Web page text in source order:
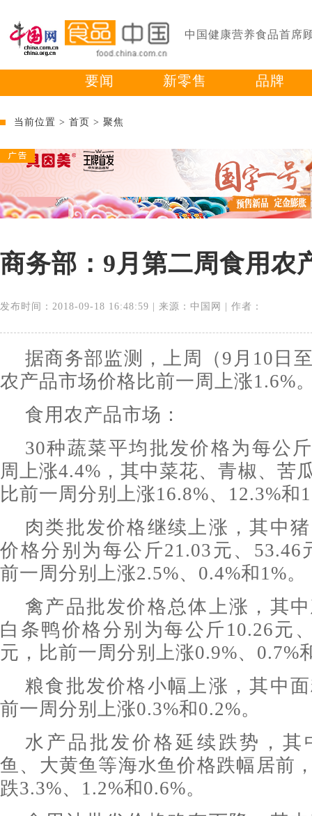
中国健康营养食品首席
要闻 新零售 品牌
当前位置 > 首页 > 聚焦
商务部：9月第二周食用农
发布时间：2018-09-18 16:48:59 | 来源：中国网 | 作者：
据商务部监测，上周（9月10日
农产品市场价格比前一周上涨1.6%
食用农产品市场：
30种蔬菜平均批发价格为每公
周上涨4.4%，其中菜花、青椒、苦
比前一周分别上涨16.8%、12.3%和
肉类批发价格继续上涨，其中
价格分别为每公斤21.03元、53.46
前一周分别上涨2.5%、0.4%和1%。
禽产品批发价格总体上涨，其
白条鸭价格分别为每公斤10.26元
元，比前一周分别上涨0.9%、0.7%
粮食批发价格小幅上涨，其中
前一周分别上涨0.3%和0.2%。
水产品批发价格延续跌势，其
鱼、大黄鱼等海水鱼价格跌幅居前
跌3.3%、1.2%和0.6%。